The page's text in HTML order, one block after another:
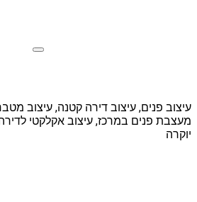
עיצוב פנים, עיצוב דירה קטנה, עיצוב
מעצבת פנים במרכז, עיצוב אקלקטי
יוקרה